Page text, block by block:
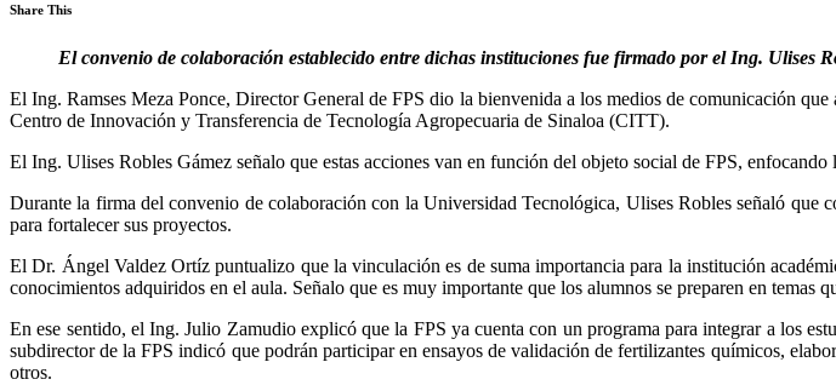
Share This
El convenio de colaboración establecido entre dichas instituciones fue firmado por el Ing. Ulises
El Ing. Ramses Meza Ponce, Director General de FPS dio la bienvenida a los medios de comunicación
Centro de Innovación y Transferencia de Tecnología Agropecuaria de Sinaloa (CITT).
El Ing. Ulises Robles Gámez señalo que estas acciones van en función del objeto social de FPS,
Durante la firma del convenio de colaboración con la Universidad Tecnológica, Ulises Robles señaló que
para fortalecer sus proyectos.
El Dr. Ángel Valdez Ortíz puntualizo que la vinculación es de suma importancia para la institución
conocimientos adquiridos en el aula. Señalo que es muy importante que los alumnos se preparen en temas
En ese sentido, el Ing. Julio Zamudio explicó que la FPS ya cuenta con un programa para integrar a los
subdirector de la FPS indicó que podrán participar en ensayos de validación de fertilizantes químicos,
otros.